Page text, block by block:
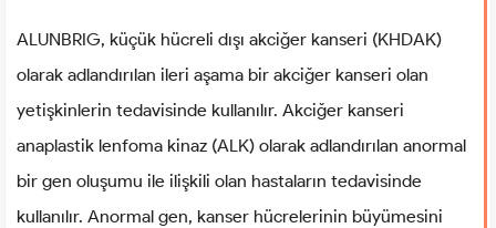
ALUNBRIG, küçük hücreli dışı akciğer kanseri (KHDAK)
olarak adlandırılan ileri aşama bir akciğer kanseri olan
yetişkinlerin tedavisinde kullanılır. Akciğer kanseri
anaplastik lenfoma kinaz (ALK) olarak adlandırılan anormal
bir gen oluşumu ile ilişkili olan hastaların tedavisinde
kullanılır. Anormal gen, kanser hücrelerinin büyümesini